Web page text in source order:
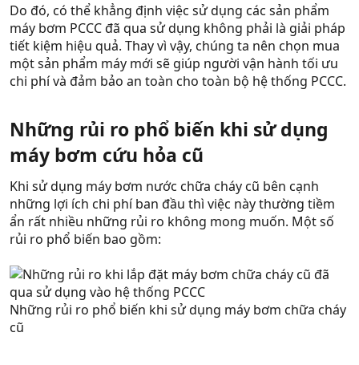
Do đó, có thể khẳng định việc sử dụng các sản phẩm
máy bơm PCCC đã qua sử dụng không phải là giải pháp
tiết kiệm hiệu quả. Thay vì vậy, chúng ta nên chọn mua
một sản phẩm máy mới sẽ giúp người vận hành tối ưu
chi phí và đảm bảo an toàn cho toàn bộ hệ thống PCCC.
Những rủi ro phổ biến khi sử dụng
máy bơm cứu hỏa cũ
Khi sử dụng máy bơm nước chữa cháy cũ bên cạnh
những lợi ích chi phí ban đầu thì việc này thường tiềm
ẩn rất nhiều những rủi ro không mong muốn. Một số
rủi ro phổ biến bao gồm:
Những rủi ro phổ biến khi sử dụng máy bơm chữa cháy
cũ